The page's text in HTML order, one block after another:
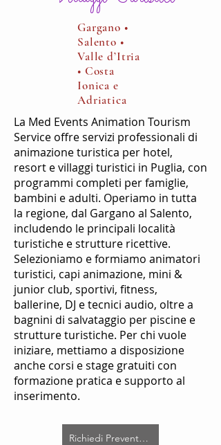
Gargano •
Salento •
Valle d’Itria
• Costa
Ionica e
Adriatica
La Med Events Animation Tourism
Service offre servizi professionali di
animazione turistica per hotel,
resort e villaggi turistici in Puglia, con
programmi completi per famiglie,
bambini e adulti. Operiamo in tutta
la regione, dal Gargano al Salento,
includendo le principali località
turistiche e strutture ricettive.
Selezioniamo e formiamo animatori
turistici, capi animazione, mini &
junior club, sportivi, fitness,
ballerine, DJ e tecnici audio, oltre a
bagnini di salvataggio per piscine e
strutture turistiche. Per chi vuole
iniziare, mettiamo a disposizione
anche corsi e stage gratuiti con
formazione pratica e supporto al
inserimento.
Richiedi Preventivo Gratuito (Hotel & Villaggi)